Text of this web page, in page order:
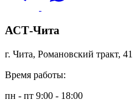
АСТ-Чита
г. Чита, Романовский тракт, 41
Время работы:
пн - пт 9:00 - 18:00